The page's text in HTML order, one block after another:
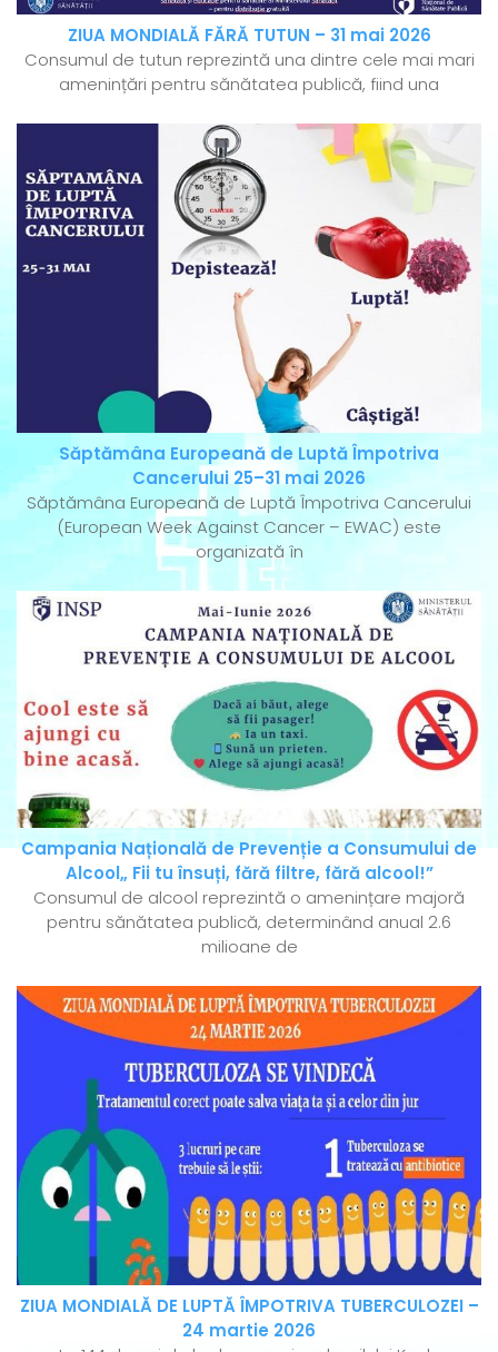
ZIUA MONDIALĂ FĂRĂ TUTUN – 31 mai 2026
Consumul de tutun reprezintă una dintre cele mai mari
amenințări pentru sănătatea publică, fiind una
Săptămâna Europeană de Luptă Împotriva
Cancerului 25–31 mai 2026
Săptămâna Europeană de Luptă Împotriva Cancerului
(European Week Against Cancer – EWAC) este
organizată în
Campania Națională de Prevenție a Consumului de
Alcool„ Fii tu însuți, fără filtre, fără alcool!”
Consumul de alcool reprezintă o amenințare majoră
pentru sănătatea publică, determinând anual 2.6
milioane de
ZIUA MONDIALĂ DE LUPTĂ ÎMPOTRIVA TUBERCULOZEI –
24 martie 2026